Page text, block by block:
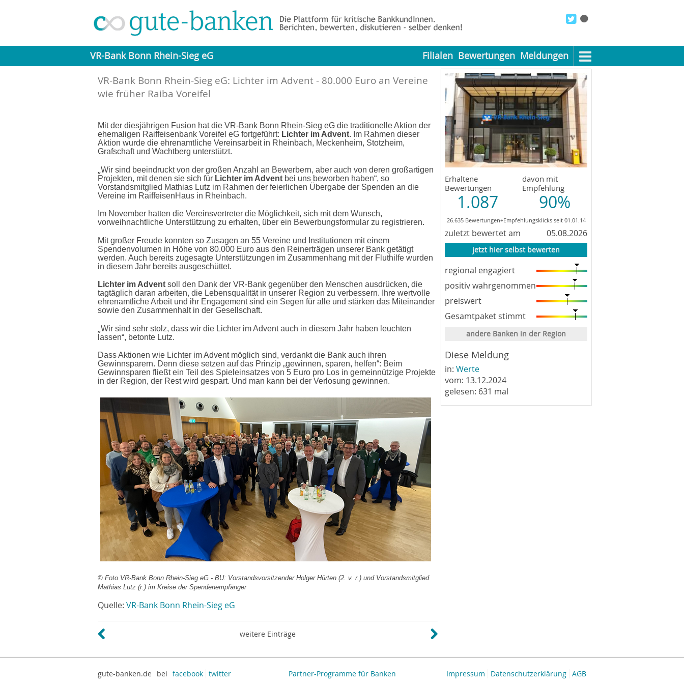
VR-Bank Bonn Rhein-Sieg eG Filialen Bewertungen Meldungen
Erhaltene
Bewertungen
1.087
davon mit
Empfehlung
90%
26.635 Bewertungen+Empfehlungsklicks seit 01.01.14
zuletzt bewertet am 05.08.2026
jetzt hier selbst bewerten
regional engagiert
positiv wahrgenommen
preiswert
Gesamtpaket stimmt
andere Banken in der Region
Diese Meldung
in: Werte
vom: 13.12.2024
gelesen: 631 mal
VR-Bank Bonn Rhein-Sieg eG: Lichter im Advent - 80.000 Euro an Vereine
wie früher Raiba Voreifel
Mit der diesjährigen Fusion hat die VR-Bank Bonn Rhein-Sieg eG die traditionelle Aktion der
ehemaligen Raiffeisenbank Voreifel eG fortgeführt: Lichter im Advent. Im Rahmen dieser
Aktion wurde die ehrenamtliche Vereinsarbeit in Rheinbach, Meckenheim, Stotzheim,
Grafschaft und Wachtberg unterstützt.
„Wir sind beeindruckt von der großen Anzahl an Bewerbern, aber auch von deren großartigen
Projekten, mit denen sie sich für Lichter im Advent bei uns beworben haben“, so
Vorstandsmitglied Mathias Lutz im Rahmen der feierlichen Übergabe der Spenden an die
Vereine im RaiffeisenHaus in Rheinbach.
Im November hatten die Vereinsvertreter die Möglichkeit, sich mit dem Wunsch,
vorweihnachtliche Unterstützung zu erhalten, über ein Bewerbungsformular zu registrieren.
Mit großer Freude konnten so Zusagen an 55 Vereine und Institutionen mit einem
Spendenvolumen in Höhe von 80.000 Euro aus den Reinerträgen unserer Bank getätigt
werden. Auch bereits zugesagte Unterstützungen im Zusammenhang mit der Fluthilfe wurden
in diesem Jahr bereits ausgeschüttet.
Lichter im Advent soll den Dank der VR-Bank gegenüber den Menschen ausdrücken, die
tagtäglich daran arbeiten, die Lebensqualität in unserer Region zu verbessern. Ihre wertvolle
ehrenamtliche Arbeit und ihr Engagement sind ein Segen für alle und stärken das Miteinander
sowie den Zusammenhalt in der Gesellschaft.
„Wir sind sehr stolz, dass wir die Lichter im Advent auch in diesem Jahr haben leuchten
lassen“, betonte Lutz.
Dass Aktionen wie Lichter im Advent möglich sind, verdankt die Bank auch ihren
Gewinnsparern. Denn diese setzen auf das Prinzip „gewinnen, sparen, helfen“: Beim
Gewinnsparen fließt ein Teil des Spieleinsatzes von 5 Euro pro Los in gemeinnützige Projekte
in der Region, der Rest wird gespart. Und man kann bei der Verlosung gewinnen.
© Foto VR-Bank Bonn Rhein-Sieg eG - BU: Vorstandsvorsitzender Holger Hürten (2. v. r.) und Vorstandsmitglied
Mathias Lutz (r.) im Kreise der Spendenempfänger
Quelle: VR-Bank Bonn Rhein-Sieg eG
weitere Einträge
AGB
Datenschutzerklärung
Impressum
gute-banken.de bei facebook twitter Partner-Programme für Banken